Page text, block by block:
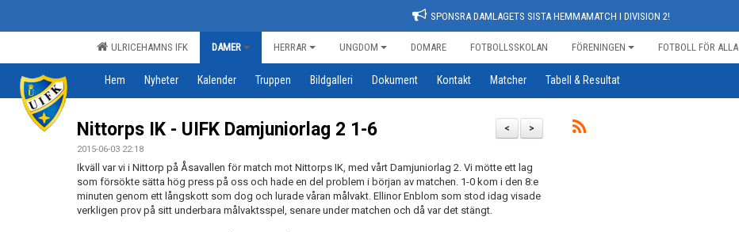
SPONSRA DAMLAGETS SISTA HEMMAMATCH I DIVISION 2!
ULRICEHAMNS IFK DAMER HERRAR UNGDOM DOMARE FOTBOLLSSKOLAN FÖRENINGEN FOTBOLL FÖR ALLA
Hem Nyheter Kalender Truppen Bildgalleri Dokument Kontakt Matcher Tabell & Resultat
>
<
Nittorps IK - UIFK Damjuniorlag 2 1-6
2015-06-03 22:18
Ikväll var vi i Nittorp på Åsavallen för match mot Nittorps IK, med vårt Damjuniorlag 2. Vi mötte ett lag
som försökte sätta hög press på oss och hade en del problem i början av matchen. 1-0 kom i den 8:e
minuten genom ett långskott som dog och lurade våran målvakt. Ellinor Enblom som stod idag visade
verkligen prov på sitt underbara målvaktsspel, senare under matchen och då var det stängt.